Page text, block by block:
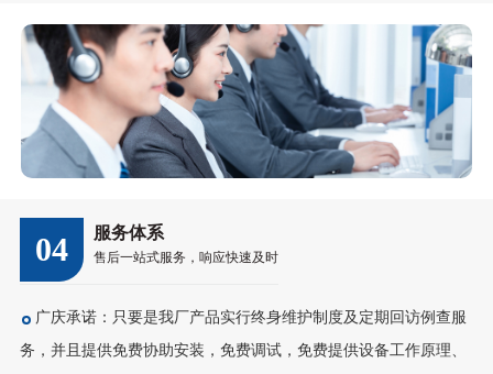
04 服务体系
售后一站式服务，响应快速及时
广庆承诺：只要是我厂产品实行终身维护制度及定期回访例查服
务，并且提供免费协助安装，免费调试，免费提供设备工作原理、